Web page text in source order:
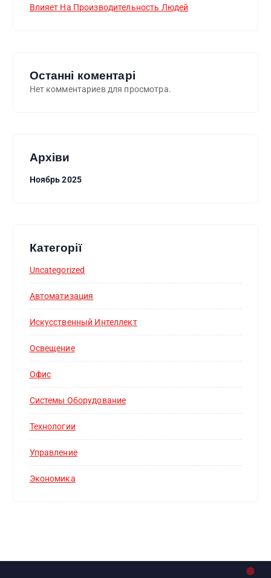
Влияет На Производительность Людей
Останні коментарі
Нет комментариев для просмотра.
Архіви
Ноябрь 2025
Категорії
Uncategorized
Автоматизация
Искусственный Интеллект
Освещение
Офис
Системы Оборудование
Технологии
Управление
Экономика